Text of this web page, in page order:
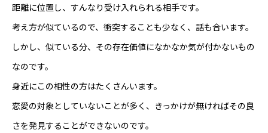
距離に位置し、すんなり受け入れられる相手です。
考え方が似ているので、衝突することも少なく、話も合います。
しかし、似ている分、その存在価値になかなか気が付かないもの
なのです。
身近にこの相性の方はたくさんいます。
恋愛の対象としていないことが多く、きっかけが無ければその良
さを発見することができないのです。